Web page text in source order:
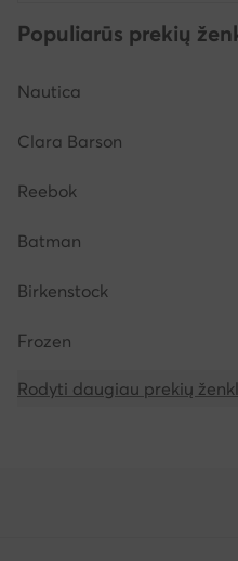
Populiarūs prekių
Nautica
Clara Barson
Reebok
Batman
Birkenstock
Frozen
Rodyti daugiau prekių